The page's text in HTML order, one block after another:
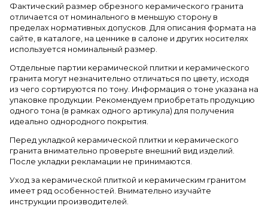
Фактический размер обрезного керамического гранита
отличается от номинального в меньшую сторону в
пределах нормативных допусков. Для описания формата на
сайте, в каталоге, на ценнике в салоне и других носителях
используется номинальный размер.
Отдельные партии керамической плитки и керамического
гранита могут незначительно отличаться по цвету, исходя
из чего сортируются по тону. Информация о тоне указана на
упаковке продукции. Рекомендуем приобретать продукцию
одного тона (в рамках одного артикула) для получения
идеально однородного покрытия.
Перед укладкой керамической плитки и керамического
гранита внимательно проверьте внешний вид изделий.
После укладки рекламации не принимаются.
Уход за керамической плиткой и керамическим гранитом
имеет ряд особенностей. Внимательно изучайте
инструкции производителей.